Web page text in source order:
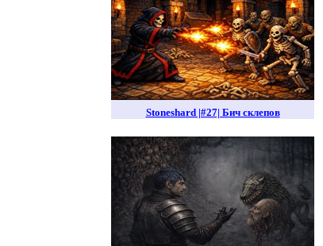
Stoneshard |#27| Бич склепов